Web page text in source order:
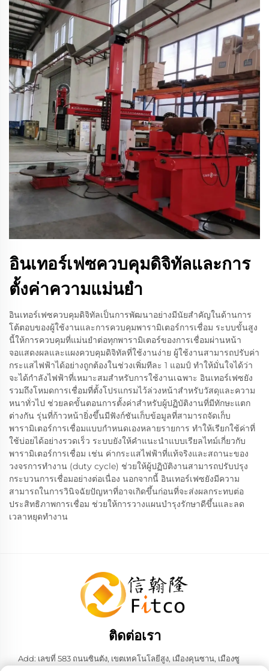
อินเทอร์เฟซควบคุมดิจิทัลและการ
ตั้งค่าความแม่นยำ
อินเทอร์เฟซควบคุมดิจิทัลเป็นการพัฒนาอย่างมีนัยสำคัญในด้านการ
โต้ตอบของผู้ใช้งานและการควบคุมพารามิเตอร์การเชื่อม ระบบขั้นสูง
นี้ให้การควบคุมที่แม่นยำต่อทุกพารามิเตอร์ของการเชื่อมผ่านหน้า
จอแสดงผลและแผงควบคุมดิจิทัลที่ใช้งานง่าย ผู้ใช้งานสามารถปรับค่า
กระแสไฟฟ้าได้อย่างถูกต้องในช่วงเพิ่มทีละ 1 แอมป์ ทำให้มั่นใจได้ว่า
จะได้กำลังไฟฟ้าที่เหมาะสมสำหรับการใช้งานเฉพาะ อินเทอร์เฟซยัง
รวมถึงโหมดการเชื่อมที่ตั้งโปรแกรมไว้ล่วงหน้าสำหรับวัสดุและความ
หนาทั่วไป ช่วยลดขั้นตอนการตั้งค่าสำหรับผู้ปฏิบัติงานที่มีทักษะแตก
ต่างกัน รุ่นที่ก้าวหน้ายิ่งขึ้นมีฟังก์ชันเก็บข้อมูลที่สามารถจัดเก็บ
พารามิเตอร์การเชื่อมแบบกำหนดเองหลายรายการ ทำให้เรียกใช้ค่าที่
ใช้บ่อยได้อย่างรวดเร็ว ระบบยังให้คำแนะนำแบบเรียลไทม์เกี่ยวกับ
พารามิเตอร์การเชื่อม เช่น ค่ากระแสไฟฟ้าที่แท้จริงและสถานะของ
วงจรการทำงาน (duty cycle) ช่วยให้ผู้ปฏิบัติงานสามารถปรับปรุง
กระบวนการเชื่อมอย่างต่อเนื่อง นอกจากนี้ อินเทอร์เฟซยังมีความ
สามารถในการวินิจฉัยปัญหาที่อาจเกิดขึ้นก่อนที่จะส่งผลกระทบต่อ
ประสิทธิภาพการเชื่อม ช่วยให้การวางแผนบำรุงรักษาดีขึ้นและลด
เวลาหยุดทำงาน
ติดต่อเรา
Add: เลขที่ 583 ถนนซินตัง, เขตเทคโนโลยีสูง, เมืองคุนซาน, เมืองซู